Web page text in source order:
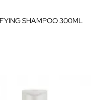
SHAMPOO 300ML